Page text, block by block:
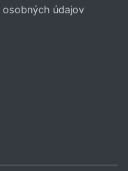
osobných údajov